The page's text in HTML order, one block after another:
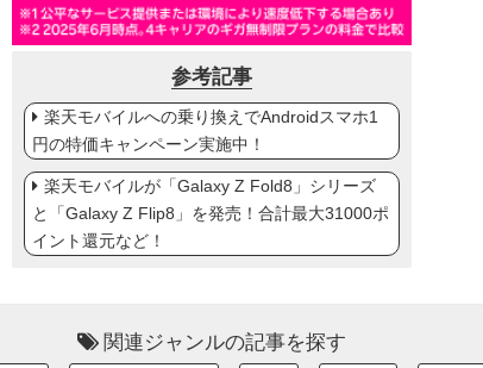
参考記事
楽天モバイルへの乗り換えでAndroidスマホ1
円の特価キャンペーン実施中！
楽天モバイルが「Galaxy Z Fold8」シリーズ
と「Galaxy Z Flip8」を発売！合計最大31000ポ
イント還元など！
関連ジャンルの記事を探す